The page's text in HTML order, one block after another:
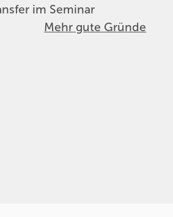
im Seminar
Mehr gute Gründe